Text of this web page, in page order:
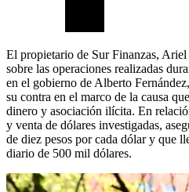
El propietario de Sur Finanzas,
sobre las operaciones realizadas
en el gobierno de Alberto
su contra en el marco de la causa
dinero y asociación ilícita. En
y venta de dólares investigadas,
de diez pesos por cada dólar y que
diario de 500 mil dólares.